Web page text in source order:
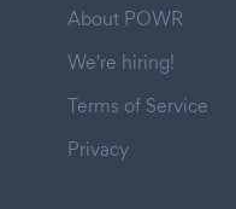
About POWR
We're hiring!
Terms of Service
Privacy